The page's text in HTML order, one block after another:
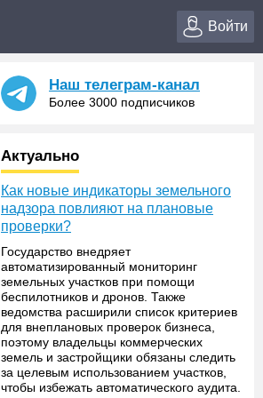
Войти
Наш телеграм-канал
Более 3000 подписчиков
Актуально
Как новые индикаторы земельного
надзора повлияют на плановые
проверки?
Государство внедряет
автоматизированный мониторинг
земельных участков при помощи
беспилотников и дронов. Также
ведомства расширили список критериев
для внеплановых проверок бизнеса,
поэтому владельцы коммерческих
земель и застройщики обязаны следить
за целевым использованием участков,
чтобы избежать автоматического аудита.